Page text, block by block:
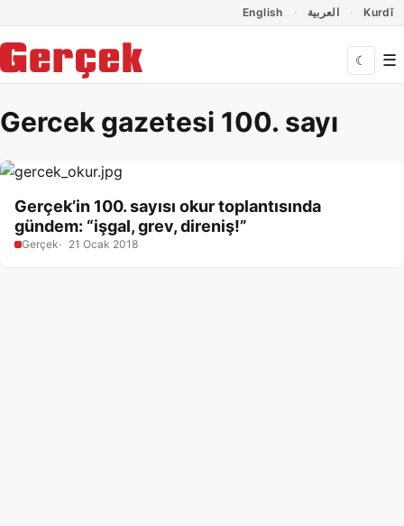
English العربية Kurdî
☾ ☰
Gercek gazetesi 100. sayı
Gerçek’in 100. sayısı okur toplantısında
gündem: “işgal, grev, direniş!”
Gerçek 21 Ocak 2018